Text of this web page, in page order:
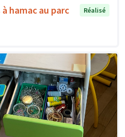
hamac au parc
Réalisé